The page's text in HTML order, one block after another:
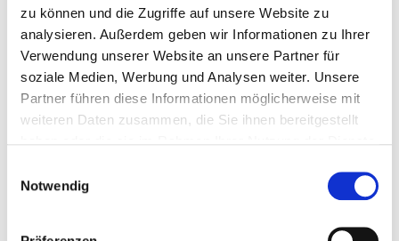
zu können und die Zugriffe auf unsere Website zu
analysieren. Außerdem geben wir Informationen zu Ihrer
Verwendung unserer Website an unsere Partner für
soziale Medien, Werbung und Analysen weiter. Unsere
Partner führen diese Informationen möglicherweise mit
weiteren Daten zusammen, die Sie ihnen bereitgestellt
Notwendig
Neben der hochwertigen Optik überzeugen
FLEDMEX®Lamellendächer auch durch moderne
Funktionen. Besonders gefragt sind aktuell:
elektrische Steuerung der Lamellen
integrierte LED-Beleuchtung
Wetterfeste und standsichere Konstruktionen
Dadurch entstehen geschützte Bereiche, die